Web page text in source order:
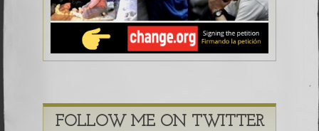
FOLLOW ME ON TWITTER